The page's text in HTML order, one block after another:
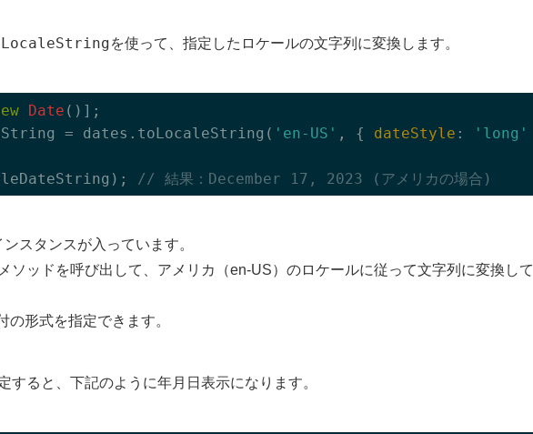
を使って、指定したロケールの文字列に変換します。
Date
= dates.toLocaleString( 'en-US' , { dateStyle : 'long'
// 結果：December 17, 2023 (アメリカの場合)
ンスタンスが入っています。
メソッドを呼び出して、アメリカ（en-US）のロケールに従って文字列に変換して
の形式を指定できます。
すると、下記のように年月日表示になります。